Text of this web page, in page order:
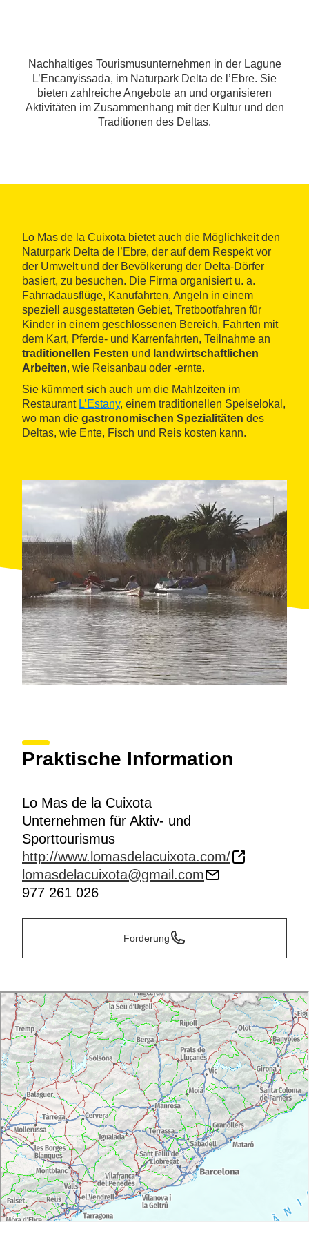
Nachhaltiges Tourismusunternehmen in der Lagune
L’Encanyissada, im Naturpark Delta de l’Ebre. Sie
bieten zahlreiche Angebote an und organisieren
Aktivitäten im Zusammenhang mit der Kultur und den
Traditionen des Deltas.
Lo Mas de la Cuixota bietet auch die Möglichkeit den
Naturpark Delta de l’Ebre, der auf dem Respekt vor
der Umwelt und der Bevölkerung der Delta-Dörfer
basiert, zu besuchen. Die Firma organisiert u. a.
Fahrradausflüge, Kanufahrten, Angeln in einem
speziell ausgestatteten Gebiet, Tretbootfahren für
Kinder in einem geschlossenen Bereich, Fahrten mit
dem Kart, Pferde- und Karrenfahrten, Teilnahme an
traditionellen Festen und landwirtschaftlichen
Arbeiten, wie Reisanbau oder -ernte.
Sie kümmert sich auch um die Mahlzeiten im
Restaurant L’Estany, einem traditionellen Speiselokal,
wo man die gastronomischen Spezialitäten des
Deltas, wie Ente, Fisch und Reis kosten kann.
Praktische Information
Lo Mas de la Cuixota
Unternehmen für Aktiv- und
Sporttourismus
http://www.lomasdelacuixota.com/
lomasdelacuixota@gmail.com
977 261 026
Forderung